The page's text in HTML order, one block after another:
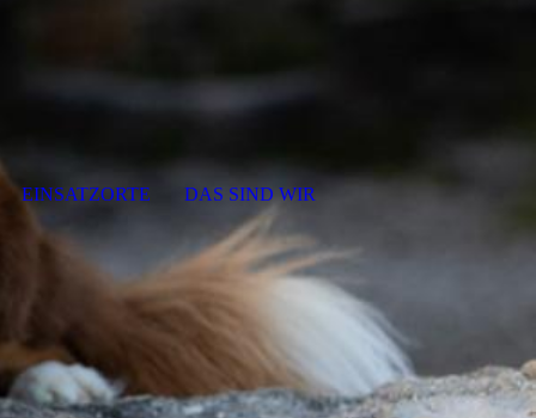
EINSATZORTE DAS SIND WIR